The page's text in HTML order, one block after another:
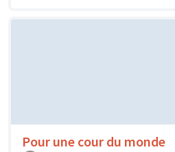
Pour une cour du monde